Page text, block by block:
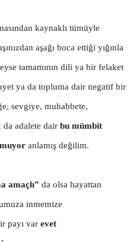
kaynaklı tümüyle
aşağı boca ettiği yığınla
tamamının dili ya bir felaket
ya da topluma dair negatif bir
sevgiye, muhabbete,
da adalete dair bu mümbit
anlamış değilim.
amaçlı” da olsa hayattan
inmemize
payı var evet